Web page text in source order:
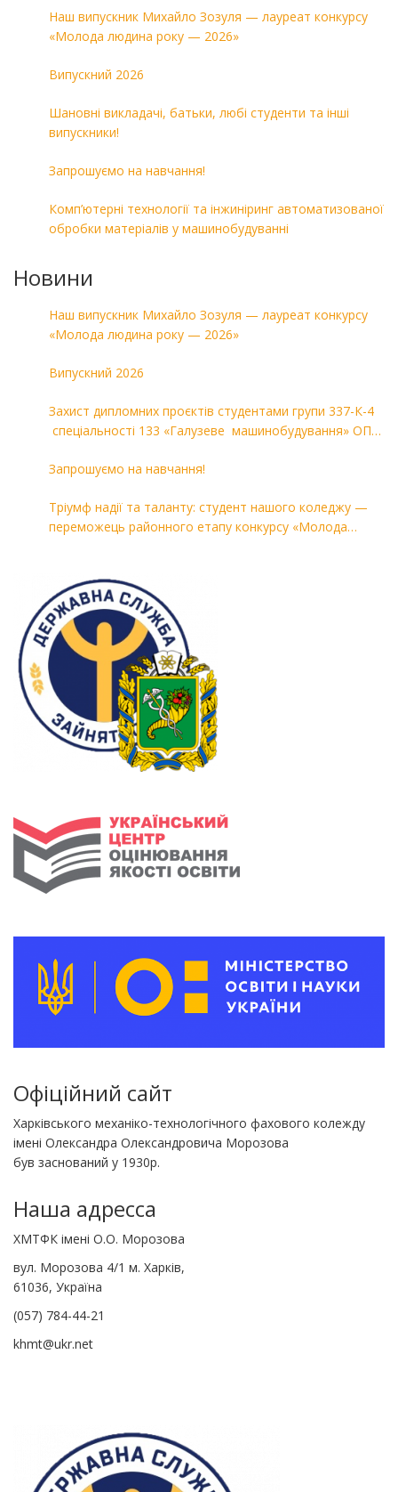
Наш випускник Михайло Зозуля — лауреат конкурсу
«Молода людина року — 2026»
Випускний 2026
Шановні викладачі, батьки, любі студенти та інші
випускники!
Запрошуємо на навчання!
Комп’ютерні технології та інжиніринг автоматизованої
обробки матеріалів у машинобудуванні
Новини
Наш випускник Михайло Зозуля — лауреат конкурсу
«Молода людина року — 2026»
Випускний 2026
Захист дипломних проєктів студентами групи 337-К-4
спеціальності 133 «Галузеве машинобудування» ОПП
Запрошуємо на навчання!
Тріумф надії та таланту: студент нашого коледжу —
переможець районного етапу конкурсу «Молода
Офіційний сайт
Харківського механіко-технологічного фахового колежду
імені Олександра Олександровича Морозова
був заснований у 1930р.
Наша адресса
ХМТФК імені О.О. Морозова
вул. Морозова 4/1 м. Харків,
61036, Україна
(057) 784-44-21
khmt@ukr.net